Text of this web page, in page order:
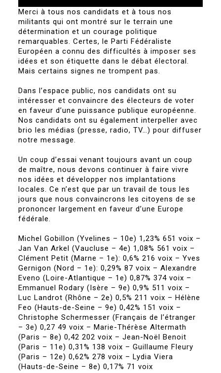
Merci à tous nos candidats et à tous nos
militants qui ont montré sur le terrain une
détermination et un courage politique
remarquables. Certes, le Parti Fédéraliste
Européen a connu des difficultés à imposer ses
idées et son étiquette dans le débat électoral.
Mais certains signes ne trompent pas.
Dans l’espace public, nos candidats ont su
intéresser et convaincre des électeurs de voter
en faveur d’une puissance publique européenne.
Nos candidats ont su également interpeller avec
brio les médias (presse, radio, TV…) pour diffuser
notre message.
Un coup d’essai venant toujours avant un coup
de maître, nous devons continuer à faire vivre
nos idées et développer nos implantations
locales. Ce n’est que par un travail de tous les
jours que nous convaincrons les citoyens de se
prononcer largement en faveur d’une Europe
fédérale.
Michel Gobillon (Yvelines – 10e) 1,23% 651 voix –
Jan Van Arkel (Vaucluse – 4e) 1,08% 561 voix –
Clément Petit (Marne – 1e): 0,6% 216 voix – Yves
Gernigon (Nord – 1e): 0,29% 87 voix – Alexandre
Eveno (Loire-Atlantique – 1e) 0,87% 374 voix –
Emmanuel Rodary (Isère – 9e) 0,9% 511 voix –
Luc Landrot (Rhône – 2e) 0,5% 211 voix – Hélène
Feo (Hauts-de-Seine – 9e) 0,42% 151 voix –
Christophe Schermesser (Français de l’étranger
– 3e) 0,27 49 voix – Marie-Thérèse Altermath
(Paris – 8e) 0,42 202 voix – Jean-Noël Benoit
(Paris – 11e) 0,31% 138 voix – Guillaume Fleury
(Paris – 12e) 0,62% 278 voix – Lydia Viera
(Hauts-de-Seine – 8e) 0,17% 71 voix